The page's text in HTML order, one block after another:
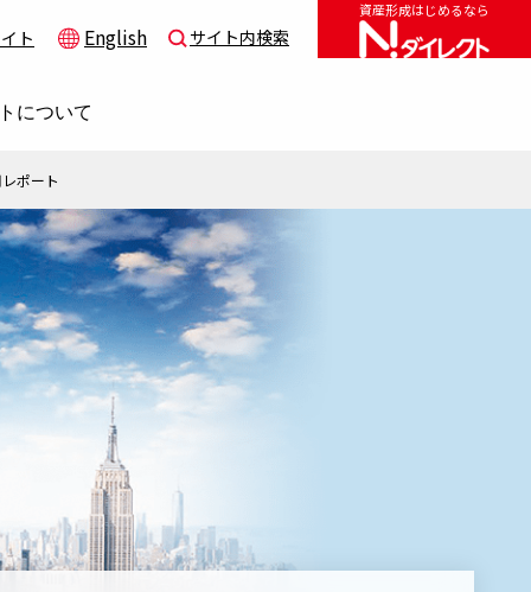
ト English サイト内検索
について
資産形成はじめるなら
ポート